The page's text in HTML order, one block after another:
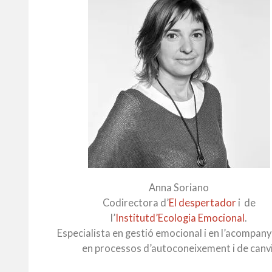
Anna Soriano
Codirectora d’El despertador i de
l’ Institutd’Ecologia Emocional .
Especialista en gestió emocional i en
en processos d’autoconeixement i de